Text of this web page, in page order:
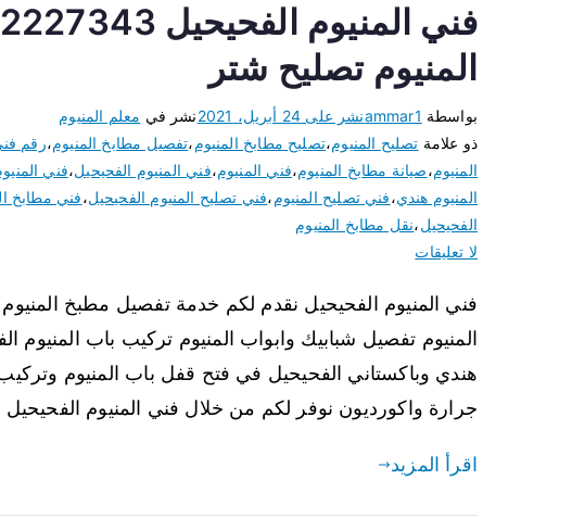
المنيوم تصليح شتر
بواسطة ammar1نشر على 24 أبريل، 2021 نشر في معلم المنيوم
ذو علامة تصليح المنيوم،تصليح مطابخ المنيوم،تفصيل مطابخ المنيوم،رقم
المنيوم،صيانة مطابخ المنيوم،فني المنيوم،فني المنيوم الفحيحيل،فني
المنيوم هندي،فني تصليح المنيوم،فني تصليح المنيوم الفحيحيل،فني مطابخ
الفحيحيل،نقل مطابخ المنيوم
لا تعليقات
فني المنيوم الفحيحيل نقدم لكم خدمة تفصيل مطبخ المنيوم
المنيوم تفصيل شبابيك وابواب المنيوم تركيب باب المنيوم
هندي وباكستاني الفحيحيل في فتح قفل باب المنيوم
جرارة واكورديون نوفر لكم من خلال فني المنيوم
اقرأ المزيد